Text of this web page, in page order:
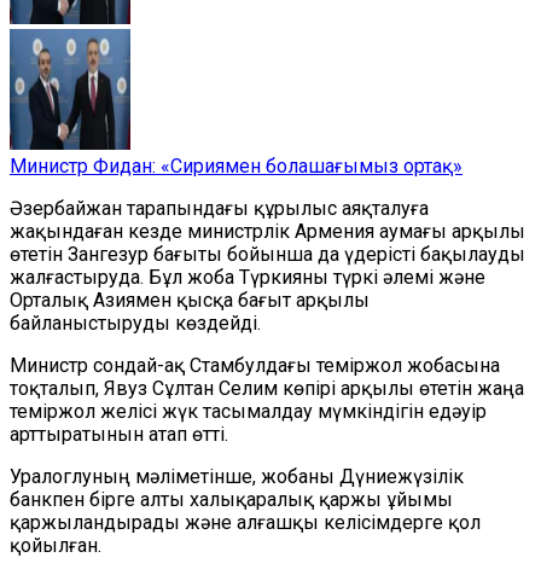
Министр Фидан: «Сириямен болашағымыз ортақ»
Әзербайжан тарапындағы құрылыс аяқталуға
жақындаған кезде министрлік Армения аумағы арқылы
өтетін Зангезур бағыты бойынша да үдерісті бақылауды
жалғастыруда. Бұл жоба Түркияны түркі әлемі және
Орталық Азиямен қысқа бағыт арқылы
байланыстыруды көздейді.
Министр сондай-ақ Стамбулдағы теміржол жобасына
тоқталып, Явуз Сұлтан Селим көпірі арқылы өтетін жаңа
теміржол желісі жүк тасымалдау мүмкіндігін едәуір
арттыратынын атап өтті.
Уралоглуның мәліметінше, жобаны Дүниежүзілік
банкпен бірге алты халықаралық қаржы ұйымы
қаржыландырады және алғашқы келісімдерге қол
қойылған.